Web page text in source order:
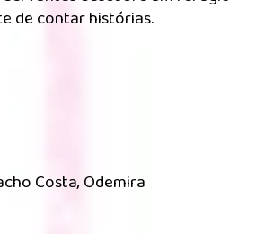
de contar histórias.
Costa, Odemira